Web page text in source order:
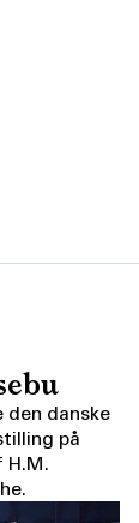
den danske
på
H.M.